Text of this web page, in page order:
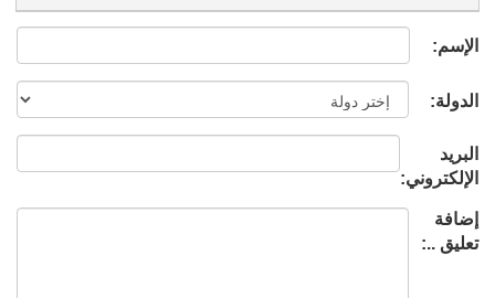
الإسم:
الدولة:
البريد
الإلكتروني:
إضافة
تعليق ..: